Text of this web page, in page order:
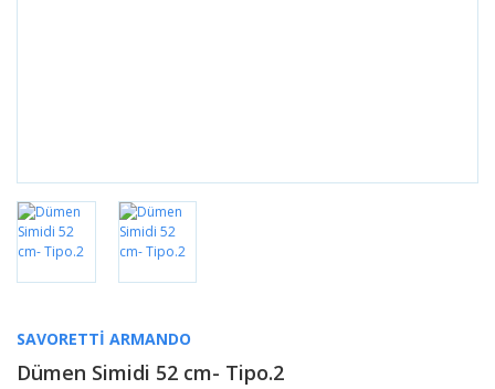
SAVORETTI ARMANDO
Dümen Simidi 52 cm- Tipo.2